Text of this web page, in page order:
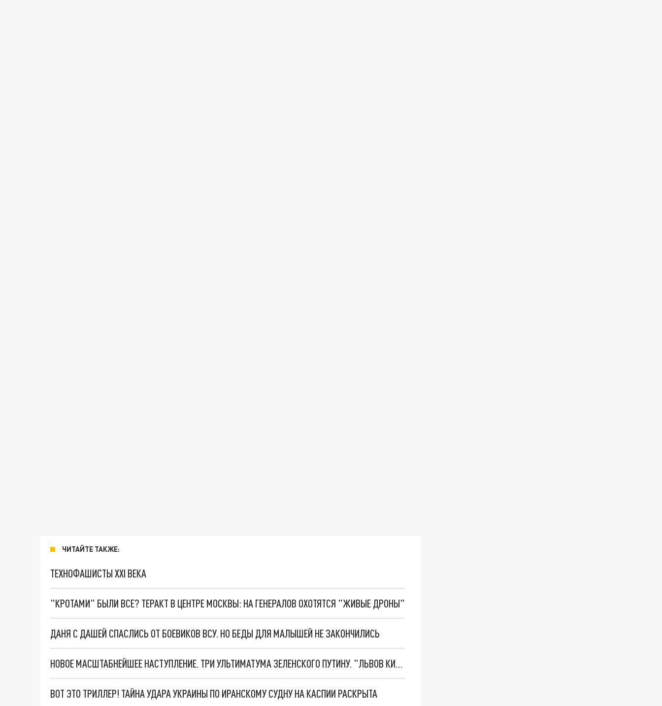
ЧИТАЙТЕ ТАКЖЕ:
ТЕХНОФАШИСТЫ XXI ВЕКА
"КРОТАМИ" БЫЛИ ВСЕ? ТЕРАКТ В ЦЕНТРЕ МОСКВЫ: НА ГЕНЕРАЛОВ ОХОТЯТСЯ "ЖИВЫЕ ДРОНЫ"
ДАНЯ С ДАШЕЙ СПАСЛИСЬ ОТ БОЕВИКОВ ВСУ. НО БЕДЫ ДЛЯ МАЛЫШЕЙ НЕ ЗАКОНЧИЛИСЬ
НОВОЕ МАСШТАБНЕЙШЕЕ НАСТУПЛЕНИЕ. ТРИ УЛЬТИМАТУМА ЗЕЛЕНСКОГО ПУТИНУ. "ЛЬВОВ КИМА" ПОСТАВЯТ НА ПВО? ГЛОБАЛЬНЫЙ ПРОРЫВ ПОД ЗАПОРОЖЬЕМ
ВОТ ЭТО ТРИЛЛЕР! ТАЙНА УДАРА УКРАИНЫ ПО ИРАНСКОМУ СУДНУ НА КАСПИИ РАСКРЫТА